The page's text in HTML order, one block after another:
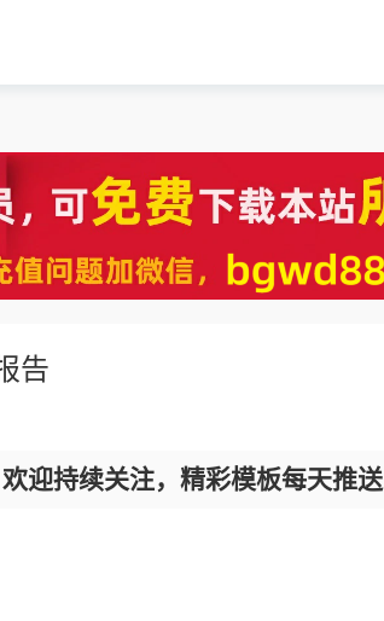
告
欢迎持续关注，精彩模板每天推送